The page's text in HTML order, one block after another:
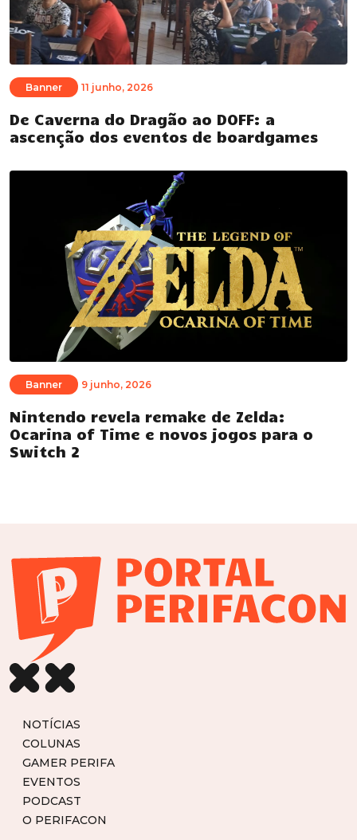
Banner 11 junho, 2026
De Caverna do Dragão ao DOFF: a
ascenção dos eventos de boardgames
Banner 9 junho, 2026
Nintendo revela remake de Zelda:
Ocarina of Time e novos jogos para o
Switch 2
NOTÍCIAS
COLUNAS
GAMER PERIFA
EVENTOS
PODCAST
O PERIFACON